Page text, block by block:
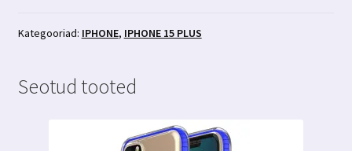
kaaned
Kategooriad: IPHONE, IPHONE 15 PLUS
Seotud tooted